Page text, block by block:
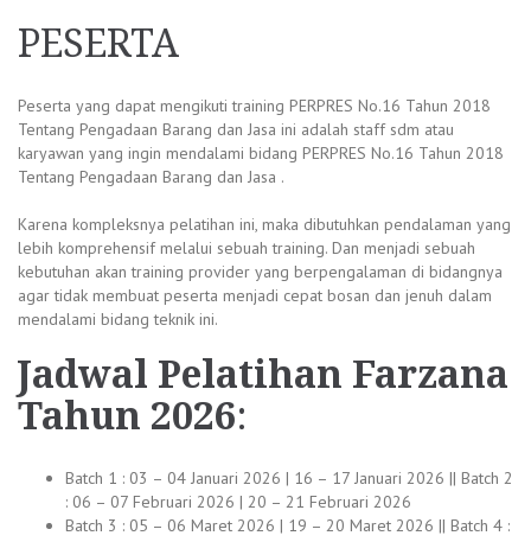
PESERTA
Peserta yang dapat mengikuti training PERPRES No.16 Tahun 2018
Tentang Pengadaan Barang dan Jasa ini adalah staff sdm atau
karyawan yang ingin mendalami bidang PERPRES No.16 Tahun 2018
Tentang Pengadaan Barang dan Jasa .
Karena kompleksnya pelatihan ini, maka dibutuhkan pendalaman yang
lebih komprehensif melalui sebuah training. Dan menjadi sebuah
kebutuhan akan training provider yang berpengalaman di bidangnya
agar tidak membuat peserta menjadi cepat bosan dan jenuh dalam
mendalami bidang teknik ini.
Jadwal Pelatihan Farzana
Tahun 2026:
Batch 1 : 03 – 04 Januari 2026 | 16 – 17 Januari 2026 || Batch 2
: 06 – 07 Februari 2026 | 20 – 21 Februari 2026
Batch 3 : 05 – 06 Maret 2026 | 19 – 20 Maret 2026 || Batch 4 :